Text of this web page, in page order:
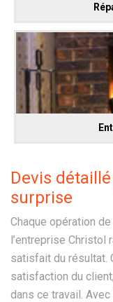
Devis
surprise
Chaque opération
l’entreprise Christol
satisfait du résultat.
satisfaction du
dans ce travail.